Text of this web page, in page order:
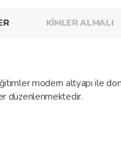
KİMLER ALMALI
modern altyapı ile
düzenlenmektedir.